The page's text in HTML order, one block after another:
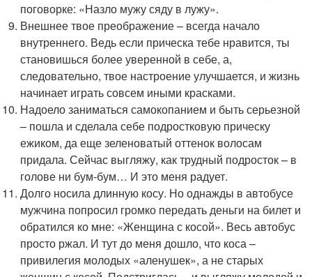
поговорке: «Назло мужу сяду в лужу».
Внешнее твое преображение – всегда начало
внутреннего. Ведь если прическа тебе нравится, ты
становишься более уверенной в себе, а,
следовательно, твое настроение улучшается, и жизнь
начинает играть совсем иными красками.
Надоело заниматься самокопанием и быть серьезной
– пошла и сделала себе подростковую прическу
ежиком, да еще зеленоватый оттенок волосам
придала. Сейчас выгляжу, как трудный подросток – в
голове ни бум-бум… И это меня радует.
Долго носила длинную косу. Но однажды в автобусе
мужчина попросил громко передать деньги на билет и
обратился ко мне: «Женщина с косой». Весь автобус
просто ржал. И тут до меня дошло, что коса –
привилегия молодых «аленушек», а не старых